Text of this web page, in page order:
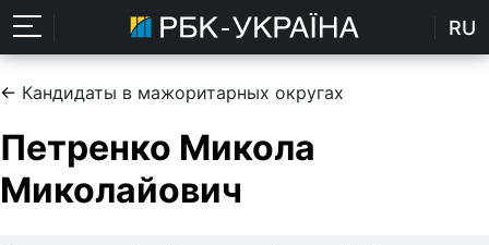
RU
← Кандидаты в мажоритарных округах
Петренко Микола
Миколайович